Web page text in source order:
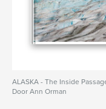
ALASKA - The Inside
Door Ann Orman